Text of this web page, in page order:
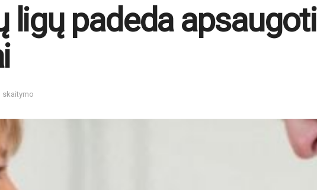
ligų padeda apsaugoti
skaitymo